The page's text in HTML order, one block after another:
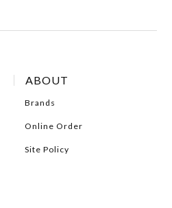
ABOUT
Brands
Online Order
Site Policy